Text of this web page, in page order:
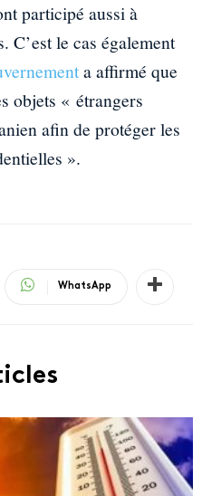
participé aussi à
C’est le cas également
a affirmé que
objets « étrangers
afin de protéger les
».
WhatsApp